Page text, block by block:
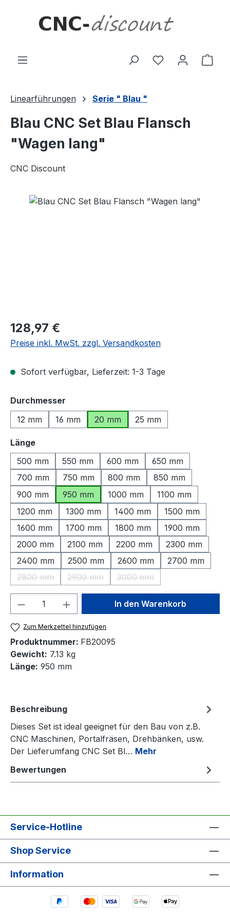
Linearführungen Serie " Blau "
Blau CNC Set Blau Flansch
"Wagen lang"
CNC Discount
Bildergalerie überspringen
Regulärer Preis:
128,97 €
Preise inkl. MwSt. zzgl. Versandkosten
Sofort verfügbar, Lieferzeit: 1-3 Tage
Durchmesser
12 mm
16 mm 20 mm 25 mm
Längeauswählen
500 mm
550 mm 600 mm
650 mm
700 mm
750 mm 800 mm
850 mm
900 mm
950 mm 1000 mm
1100 mm
1200 mm
1300 mm 1400 mm
1500 mm
1600 mm
1700 mm 1800 mm
1900 mm
2000 mm
2100 mm 2200 mm
2300 mm
2400 mm
2500 mm 2600 mm
2700 mm
2800 mm
(Diese Option ist zurzeit nicht verfügbar.)
2900 mm
(Diese Option ist zurzeit nicht verfügbar.)
3000 mm
(Diese Option ist zurzeit
Produkt Anzahl: Gib denIn den Warenkorb
Zum Merkzettel hinzufügen
Produktnummer: FB20095
Gewicht: 7.13 kg
Länge: 950 mm
Beschreibung
Dieses Set ist ideal geeignet für den Bau von z.B.
CNC Maschinen, Portalfräsen, Drehbänken, usw.
Der Lieferumfang CNC Set Bl… Mehr
Bewertungen
Service-Hotline
Shop Service
Information